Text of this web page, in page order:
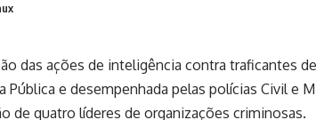
das ações de inteligência contra traficantes
Pública e desempenhada pelas polícias Civil e
de quatro líderes de organizações criminosas.